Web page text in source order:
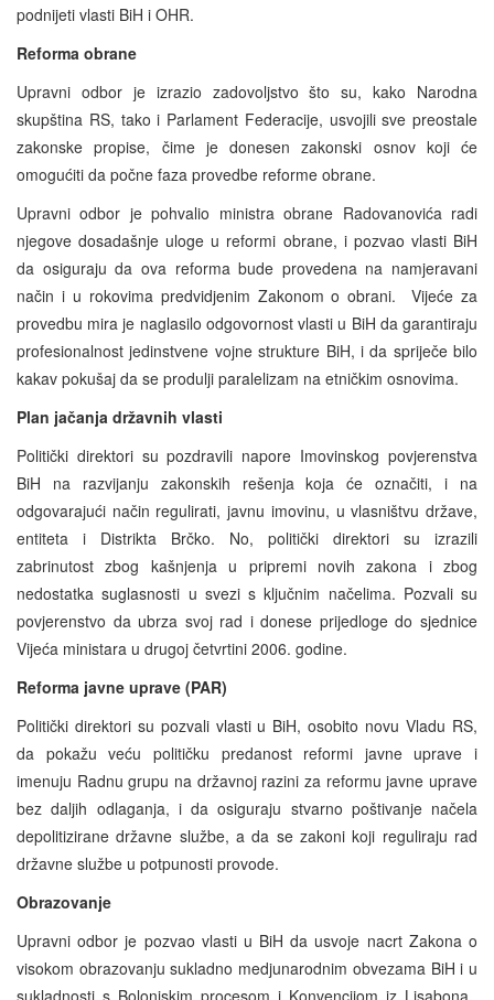
podnijeti vlasti BiH i OHR.
Reforma obrane
Upravni odbor je izrazio zadovoljstvo što su, kako Narodna
skupština RS, tako i Parlament Federacije, usvojili sve preostale
zakonske propise, čime je donesen zakonski osnov koji će
omogućiti da počne faza provedbe reforme obrane.
Upravni odbor je pohvalio ministra obrane Radovanovića radi
njegove dosadašnje uloge u reformi obrane, i pozvao vlasti BiH
da osiguraju da ova reforma bude provedena na namjeravani
način i u rokovima predvidjenim Zakonom o obrani. Vijeće za
provedbu mira je naglasilo odgovornost vlasti u BiH da garantiraju
profesionalnost jedinstvene vojne strukture BiH, i da spriječe bilo
kakav pokušaj da se produlji paralelizam na etničkim osnovima.
Plan jačanja državnih vlasti
Politički direktori su pozdravili napore Imovinskog povjerenstva
BiH na razvijanju zakonskih rešenja koja će označiti, i na
odgovarajući način regulirati, javnu imovinu, u vlasništvu države,
entiteta i Distrikta Brčko. No, politički direktori su izrazili
zabrinutost zbog kašnjenja u pripremi novih zakona i zbog
nedostatka suglasnosti u svezi s ključnim načelima. Pozvali su
povjerenstvo da ubrza svoj rad i donese prijedloge do sjednice
Vijeća ministara u drugoj četvrtini 2006. godine.
Reforma javne uprave (PAR)
Politički direktori su pozvali vlasti u BiH, osobito novu Vladu RS,
da pokažu veću političku predanost reformi javne uprave i
imenuju Radnu grupu na državnoj razini za reformu javne uprave
bez daljih odlaganja, i da osiguraju stvarno poštivanje načela
depolitizirane državne službe, a da se zakoni koji reguliraju rad
državne službe u potpunosti provode.
Obrazovanje
Upravni odbor je pozvao vlasti u BiH da usvoje nacrt Zakona o
visokom obrazovanju sukladno medjunarodnim obvezama BiH i u
sukladnosti s Bolonjskim procesom i Konvencijom iz Lisabona.